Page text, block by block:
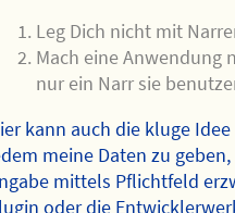
Leg Dich nicht mit
Mach eine Anwendung
nur ein Narr sie
kann auch die kluge
meine Daten zu
mittels Pflichtfeld
oder die